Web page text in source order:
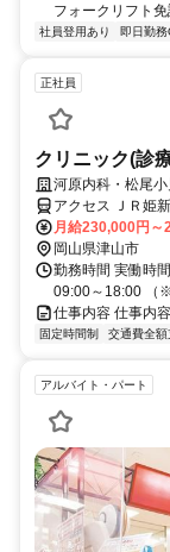
フォークリフト
社員登用あり 即日勤
正社員
クリニック(診
河原内科・松尾
アクセス ＪＲ姫
分、ＪＲ津山線
月給230,000円～
岡山県津山市
勤務時間 実働時
09:00～18:00 （
仕事内容 仕事内
固定時間制 交通費全額
アルバイト・パート